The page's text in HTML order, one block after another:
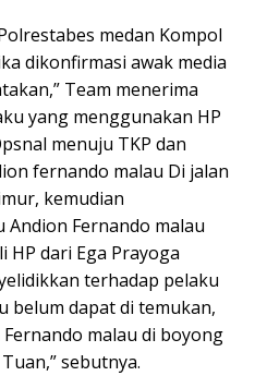
medan Kompol
dikonfirmasi awak media
Team menerima
yang menggunakan HP
menuju TKP dan
fernando malau Di jalan
kemudian
Fernando malau
HP dari Ega Prayoga
terhadap pelaku
belum dapat di temukan,
malau di boyong
sebutnya.